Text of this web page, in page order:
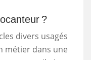
?
divers usagés
métier dans une